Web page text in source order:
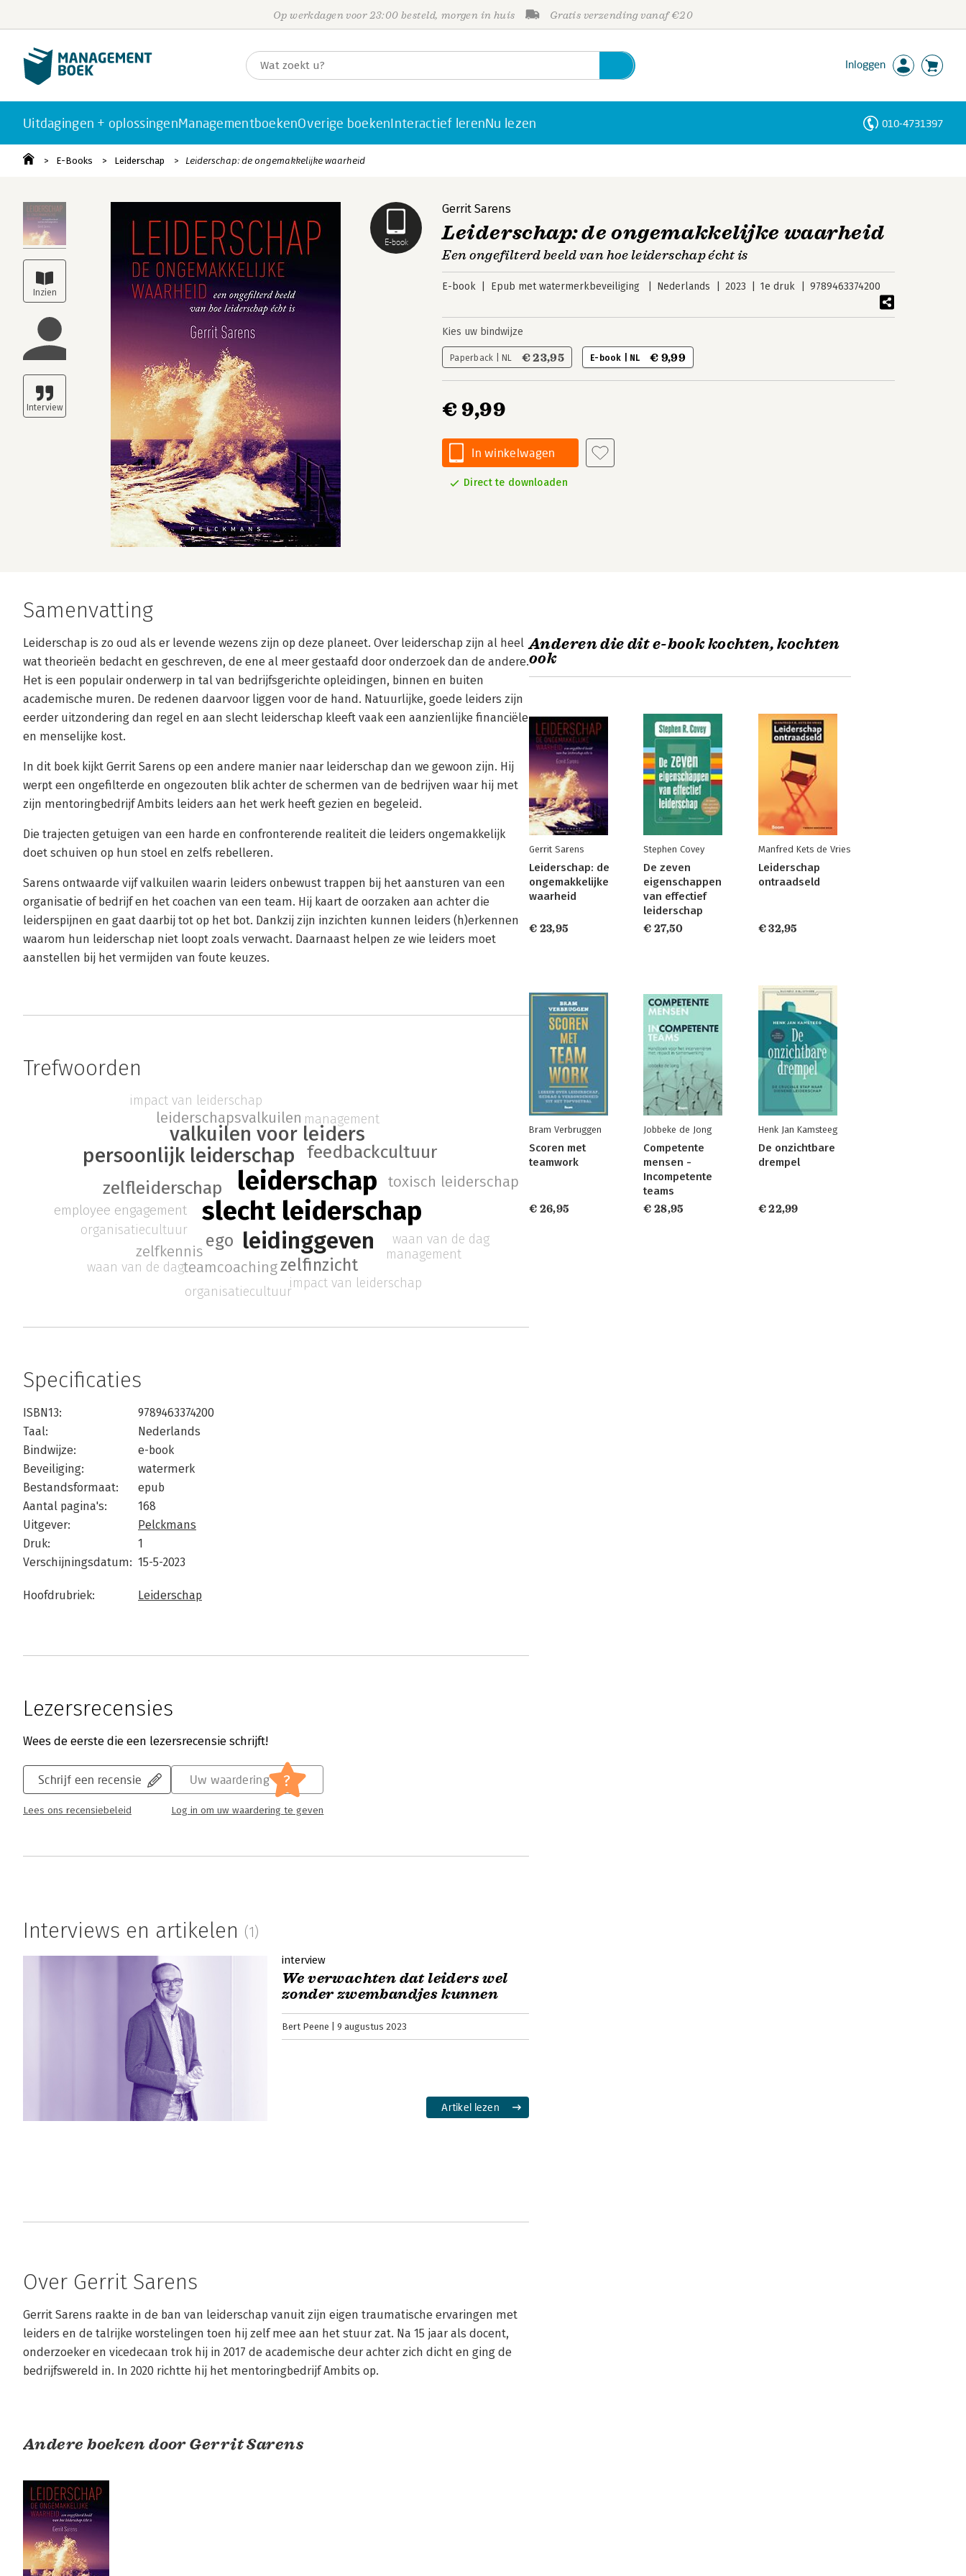
Op werkdagen voor 23:00 besteld, morgen in huis Gratis verzending vanaf €20
Inloggen
Uitdagingen + oplossingenManagementboekenOverige boekenInteractief lerenNu lezen 010-4731397
E-Books Leiderschap Leiderschap: de ongemakkelijke waarheid
E-book
Gerrit Sarens
Leiderschap: de ongemakkelijke waarheid
Een ongefilterd beeld van hoe leiderschap écht is
E-book Epub met watermerkbeveiliging Nederlands 2023 1e druk 9789463374200
Kies uw bindwijze
Paperback | NL € 23,95 E-book | NL € 9,99
€ 9,99
In winkelwagen
Direct te downloaden
Samenvatting
Leiderschap is zo oud als er levende wezens zijn op deze planeet. Over leiderschap zijn al heel
wat theorieën bedacht en geschreven, de ene al meer gestaafd door onderzoek dan de andere.
Het is een populair onderwerp in tal van bedrijfsgerichte opleidingen, binnen en buiten
academische muren. De redenen daarvoor liggen voor de hand. Natuurlijke, goede leiders zijn
eerder uitzondering dan regel en aan slecht leiderschap kleeft vaak een aanzienlijke financiële
en menselijke kost.
In dit boek kijkt Gerrit Sarens op een andere manier naar leiderschap dan we gewoon zijn. Hij
werpt een ongefilterde en ongezouten blik achter de schermen van de bedrijven waar hij met
zijn mentoringbedrijf Ambits leiders aan het werk heeft gezien en begeleid.
Die trajecten getuigen van een harde en confronterende realiteit die leiders ongemakkelijk
doet schuiven op hun stoel en zelfs rebelleren.
Sarens ontwaarde vijf valkuilen waarin leiders onbewust trappen bij het aansturen van een
organisatie of bedrijf en het coachen van een team. Hij kaart de oorzaken aan achter die
leiderspijnen en gaat daarbij tot op het bot. Dankzij zijn inzichten kunnen leiders (h)erkennen
waarom hun leiderschap niet loopt zoals verwacht. Daarnaast helpen ze wie leiders moet
aanstellen bij het vermijden van foute keuzes.
Trefwoorden
leiderschap
slecht leiderschap
leidinggeven
persoonlijk leiderschap
valkuilen voor leiders
zelfleiderschap
feedbackcultuur
ego
zelfinzicht
leiderschapsvalkuilen
teamcoaching
zelfkennis
toxisch leiderschap
employee engagement
organisatiecultuur
impact van leiderschap
waan van de dag
management
organisatiecultuur
impact van leiderschap
waan van de dag
management
Specificaties
ISBN13:
9789463374200
Taal:
Nederlands
Bindwijze:
e-book
Beveiliging:
watermerk
Bestandsformaat:
epub
Aantal pagina's:
168
Uitgever:
Pelckmans
Druk:
1
Verschijningsdatum: 15-5-2023
Hoofdrubriek: Leiderschap
Lezersrecensies
Wees de eerste die een lezersrecensie schrijft!
Schrijf een recensie
Lees ons recensiebeleid
Uw waardering ?
Log in om uw waardering te geven
Interviews en artikelen (1)
interview
We verwachten dat leiders wel
zonder zwembandjes kunnen
Bert Peene 9 augustus 2023
Artikel lezen
Over Gerrit Sarens
Gerrit Sarens raakte in de ban van leiderschap vanuit zijn eigen traumatische ervaringen met
leiders en de talrijke worstelingen toen hij zelf mee aan het stuur zat. Na 15 jaar als docent,
onderzoeker en vicedecaan trok hij in 2017 de academische deur achter zich dicht en ging de
bedrijfswereld in. In 2020 richtte hij het mentoringbedrijf Ambits op.
Andere boeken door Gerrit Sarens
Anderen die dit e-book kochten, kochten
ook
Gerrit Sarens
Leiderschap: de
ongemakkelijke
waarheid
€ 23,95
Stephen Covey
De zeven
eigenschappen
van effectief
leiderschap
€ 27,50
Manfred Kets de Vries
Leiderschap
ontraadseld
€ 32,95
Bram Verbruggen
Scoren met
teamwork
€ 26,95
Jobbeke de Jong
Competente
mensen -
Incompetente
teams
€ 28,95
Henk Jan Kamsteeg
De onzichtbare
drempel
€ 22,99
Personen